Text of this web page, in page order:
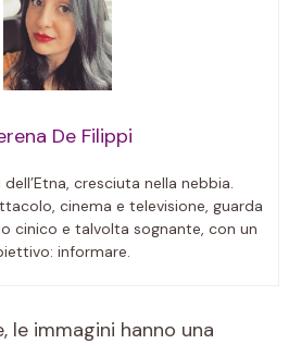
De Filippi
cresciuta nella nebbia.
cinema e televisione, guarda
cinico e talvolta sognante, con un
informare.
le immagini hanno una